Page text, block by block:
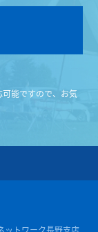
能ですので、お気
ットワーク長野支店